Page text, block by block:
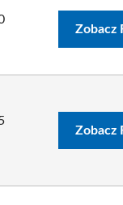
Zobacz
Zobacz